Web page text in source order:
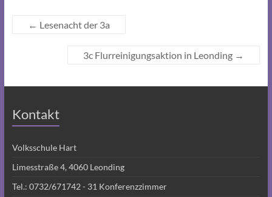
← Lesenacht der 3a
3c Flurreinigungsaktion in Leonding →
Kontakt
Volksschule Hart
Limesstraße 4, 4060 Leonding
Tel.: 0732/671742 - 31 Konferenzzimmer